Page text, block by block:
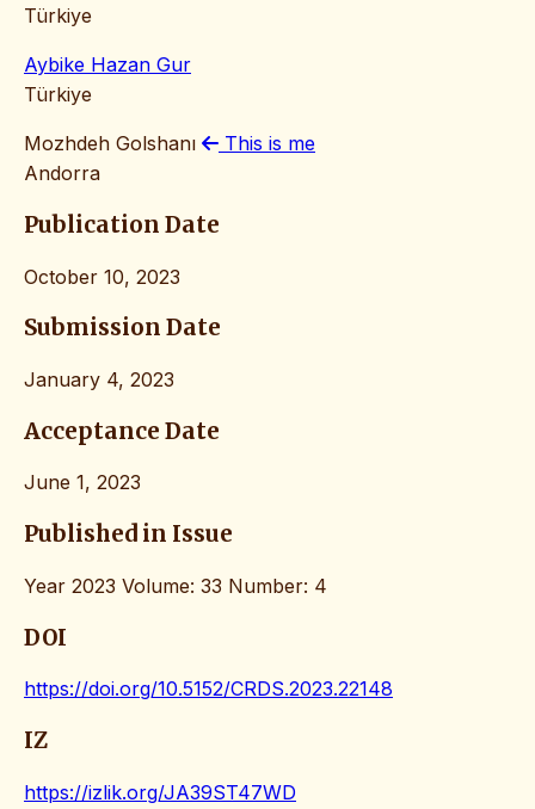
Türkiye
Aybike Hazan Gur
Türkiye
Mozhdeh Golshanı
This is me
Andorra
Publication Date
October 10, 2023
Submission Date
January 4, 2023
Acceptance Date
June 1, 2023
Published in Issue
Year 2023 Volume: 33 Number: 4
DOI
https://doi.org/10.5152/CRDS.2023.22148
IZ
https://izlik.org/JA39ST47WD